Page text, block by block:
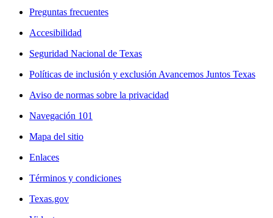
Preguntas frecuentes
Accesibilidad
Seguridad Nacional de Texas
Políticas de inclusión y exclusión Avancemos Juntos Texas
Aviso de normas sobre la privacidad
Navegación 101
Mapa del sitio
Enlaces
Términos y condiciones
Texas.gov